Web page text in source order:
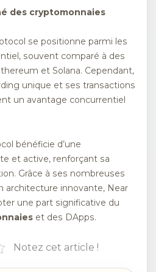
des cryptomonnaies
se positionne parmi les
souvent comparé à des
et Solana. Cependant,
unique et ses transactions
un avantage concurrentiel
bénéficie d’une
et active, renforçant sa
Grâce à ses nombreuses
architecture innovante, Near
une part significative du
et des DApps.
Notez cet article !